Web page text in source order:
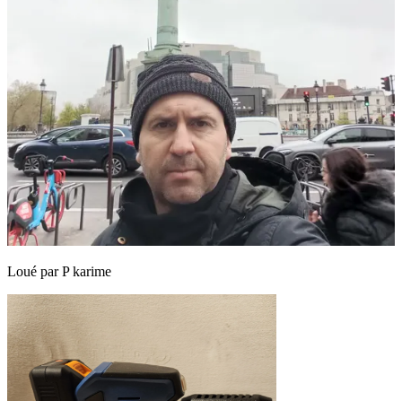
Loué parP karime